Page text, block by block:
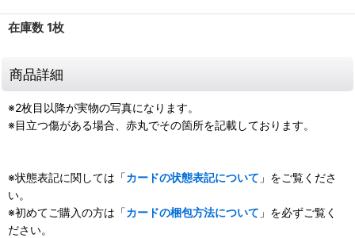
在庫数 1枚
商品詳細
※2枚目以降が実物の写真になります。
※目立つ傷がある場合、赤丸でその箇所を記載しております。
※状態表記に関しては「カードの状態表記について 」をご覧くださ
い。
※初めてご購入の方は「カードの梱包方法について 」を必ずご覧く
ださい。